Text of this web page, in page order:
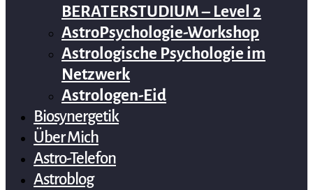
BERATERSTUDIUM – Level 2
AstroPsychologie-Workshop
Astrologische Psychologie im
Netzwerk
Astrologen-Eid
Biosynergetik
Über Mich
Astro-Telefon
Astroblog